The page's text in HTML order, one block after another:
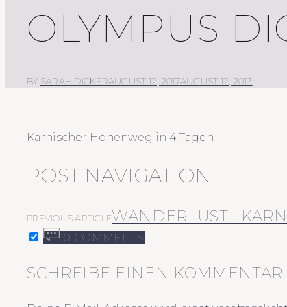
OLYMPUS
BY SARAH DICKERAUGUST 12, 2017AUGUST 12, 2017
Karnischer Höhenweg in 4 Tagen
POST NAVIGATION
PREVIOUS ARTICLEWANDERLUST…
0 COMMENTS
SCHREIBE EINEN KOMMENTAR